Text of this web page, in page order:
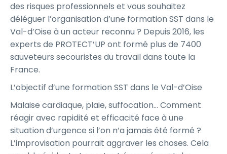
des risques professionnels et vous souhaitez
déléguer l’organisation d’une formation SST dans le
Val-d’Oise à un acteur reconnu ? Depuis 2016, les
experts de PROTECT’UP ont formé plus de 7400
sauveteurs secouristes du travail dans toute la
France.
L’objectif d’une formation SST dans le Val-d’Oise
Malaise cardiaque, plaie, suffocation… Comment
réagir avec rapidité et efficacité face à une
situation d’urgence si l’on n’a jamais été formé ?
L’improvisation pourrait aggraver les choses. Cela